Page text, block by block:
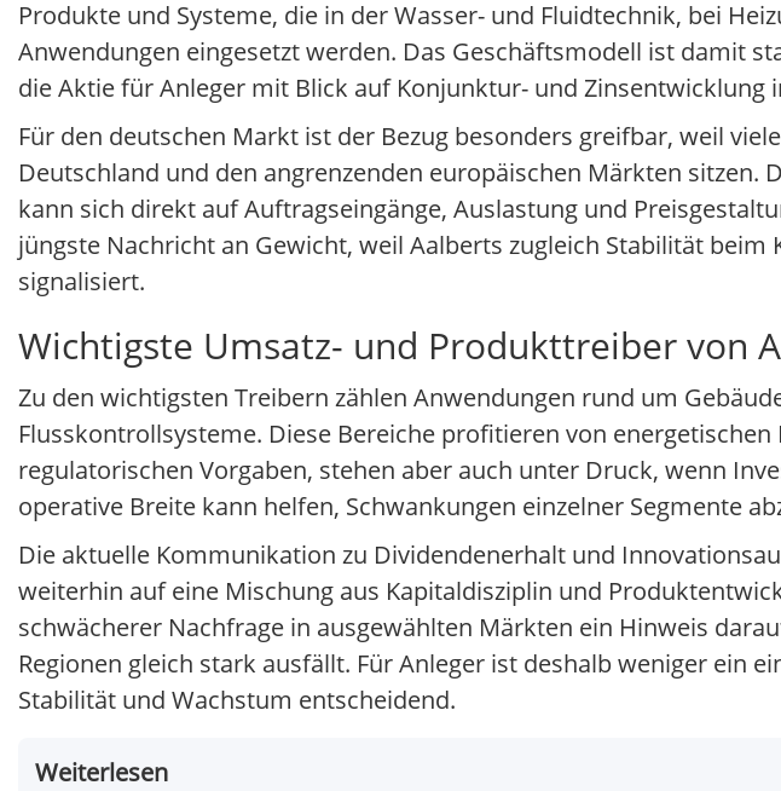
Produkte und Systeme, die in der Wasser- und Fluidtechnik, bei
Anwendungen eingesetzt werden. Das Geschäftsmodell ist damit
die Aktie für Anleger mit Blick auf Konjunktur- und Zinsentwicklung
Für den deutschen Markt ist der Bezug besonders greifbar, weil
Deutschland und den angrenzenden europäischen Märkten sitzen.
kann sich direkt auf Auftragseingänge, Auslastung und
jüngste Nachricht an Gewicht, weil Aalberts zugleich Stabilität
signalisiert.
Wichtigste Umsatz- und Produkttreiber von
Zu den wichtigsten Treibern zählen Anwendungen rund um
Flusskontrollsysteme. Diese Bereiche profitieren von
regulatorischen Vorgaben, stehen aber auch unter Druck, wenn
operative Breite kann helfen, Schwankungen einzelner Segmente
Die aktuelle Kommunikation zu Dividendenerhalt und
weiterhin auf eine Mischung aus Kapitaldisziplin und
schwächerer Nachfrage in ausgewählten Märkten ein Hinweis
Regionen gleich stark ausfällt. Für Anleger ist deshalb weniger ein
Stabilität und Wachstum entscheidend.
Weiterlesen